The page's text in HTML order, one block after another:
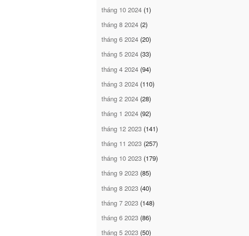
tháng 10 2024 (1)
tháng 8 2024 (2)
tháng 6 2024 (20)
tháng 5 2024 (33)
tháng 4 2024 (94)
tháng 3 2024 (110)
tháng 2 2024 (28)
tháng 1 2024 (92)
tháng 12 2023 (141)
tháng 11 2023 (257)
tháng 10 2023 (179)
tháng 9 2023 (85)
tháng 8 2023 (40)
tháng 7 2023 (148)
tháng 6 2023 (86)
tháng 5 2023 (50)